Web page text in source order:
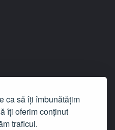
ca să îți îmbunătățim
îți oferim conținut
traficul.